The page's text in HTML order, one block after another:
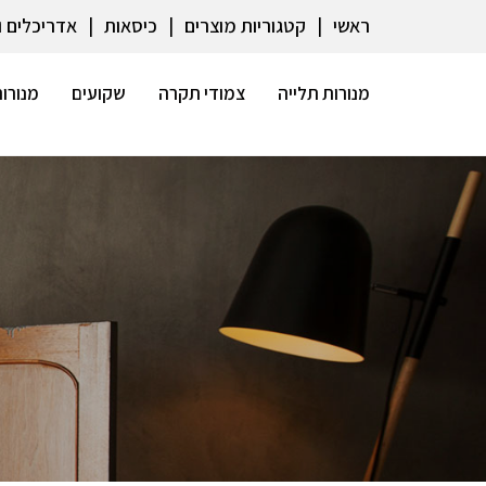
ראשי קטגוריות מוצרים כיסאות
מנורות תלייה צמודי תקרה שקועים